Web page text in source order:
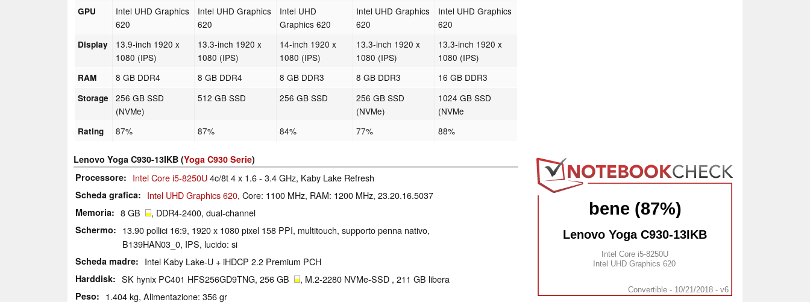
GPU
Intel UHD Graphics
620
Intel UHD Graphics
620
Intel UHD
Graphics 620
Intel UHD Graphics
620
Intel UHD Graphics
620
Display
13.9-inch 1920 x
1080 (IPS)
13.3-inch 1920 x
1080 (IPS)
14-inch 1920 x
1080 (IPS)
13.3-inch 1920 x
1080 (IPS)
13.3-inch 1920 x
1080 (IPS)
RAM 8 GB DDR4 8 GB DDR4 8 GB DDR3 8 GB DDR3 16 GB DDR3
Storage
256 GB SSD
(NVMe)
512 GB SSD 256 GB SSD
256 GB SSD
(NVMe)
1024 GB SSD
(NVMe
Rating 87% 87% 84% 77% 88%
bene (87%)
Lenovo Yoga C930-13IKB
Intel Core i5-8250U
Intel UHD Graphics 620
Convertible - 10/21/2018 - v6
Lenovo Yoga C930-13IKB (Yoga C930 Serie)
Processore
Intel Core i5-8250U4c/8t 4 x 1.6 - 3.4 GHz, Kaby Lake Refresh
Scheda grafica Intel UHD Graphics 620, Core: 1100 MHz, RAM: 1200 MHz, 23.20.16.5037
Memoria 8 GB , DDR4-2400, dual-channel
Schermo
13.90 pollici 16:9, 1920 x 1080 pixel 158 PPI, multitouch, supporto penna nativo,
B139HAN03_0, IPS, lucido: si
Scheda madre Intel Kaby Lake-U + iHDCP 2.2 Premium PCH
Harddisk SK hynix PC401 HFS256GD9TNG, 256 GB , M.2-2280 NVMe-SSD , 211 GB libera
Peso 1.404 kg, Alimentazione: 356 gr